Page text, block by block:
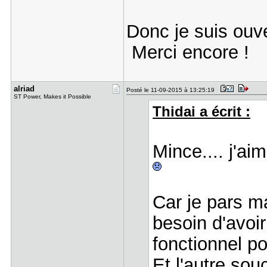
Donc je suis
Merci encore !
alriad
ST Power, Makes it Possible
Posté le 11-09-2015 à 13:25:19
Thidai a écrit :
Mince....
Car je pars
besoin
fonctionnel